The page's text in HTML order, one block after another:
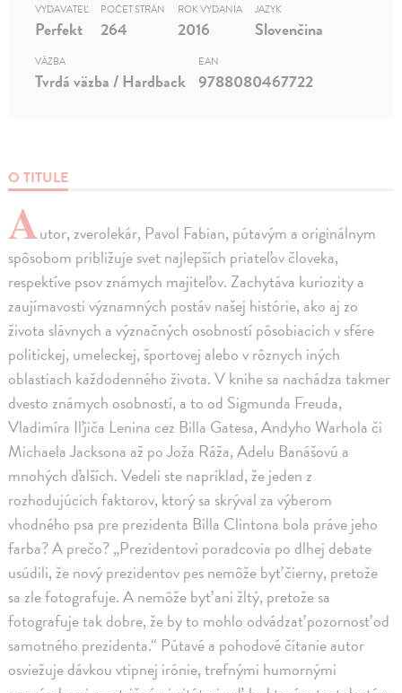
O TITULE
Autor, zverolekár, Pavol Fabian, pútavým a originálnym
spôsobom približuje svet najlepších priateľov človeka,
respektíve psov známych majiteľov. Zachytáva kuriozity a
zaujímavosti významných postáv našej histórie, ako aj zo
života slávnych a význačných osobností pôsobiacich v sfére
politickej, umeleckej, športovej alebo v rôznych iných
oblastiach každodenného života. V knihe sa nachádza takmer
dvesto známych osobností, a to od Sigmunda Freuda,
Vladimíra Iľjiča Lenina cez Billa Gatesa, Andyho Warhola či
Michaela Jacksona až po Joža Ráža, Adelu Banášovú a
mnohých ďalších. Vedeli ste napríklad, že jeden z
rozhodujúcich faktorov, ktorý sa skrýval za výberom
vhodného psa pre prezidenta Billa Clintona bola práve jeho
farba? A prečo? „Prezidentovi poradcovia po dlhej debate
usúdili, že nový prezidentov pes nemôže byť čierny, pretože
sa zle fotografuje. A nemôže byť ani žltý, pretože sa
fotografuje tak dobre, že by to mohlo odvádzať pozornosť od
samotného prezidenta.“ Pútavé a pohodové čítanie autor
osviežuje dávkou vtipnej irónie, trefnými humornými
VYDAVATEĽ
Perfekt
POČET STRÁN
264
ROK VYDANIA
2016
JAZYK
Slovenčina
VÄZBA
Tvrdá väzba / Hardback
EAN
9788080467722